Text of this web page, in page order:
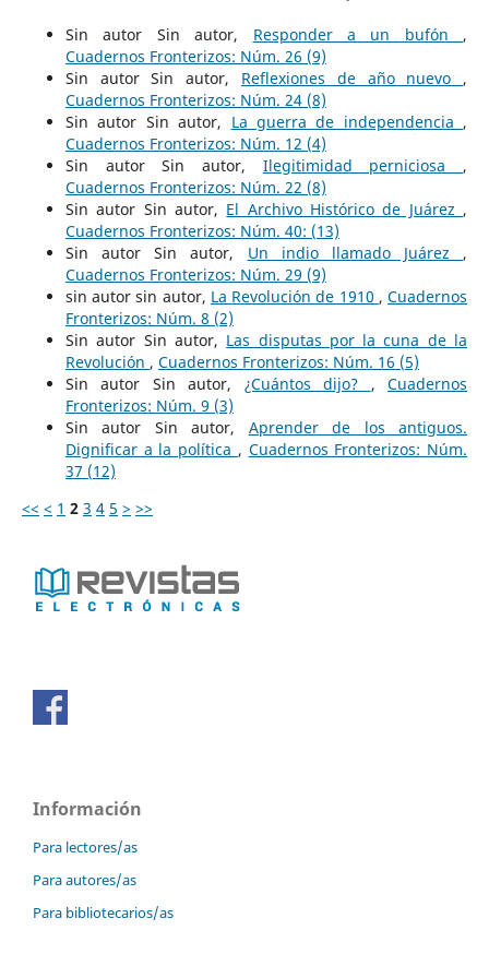
Sin autor Sin autor, Responder a un bufón ,
Cuadernos Fronterizos: Núm. 26 (9)
Sin autor Sin autor, Reflexiones de año nuevo ,
Cuadernos Fronterizos: Núm. 24 (8)
Sin autor Sin autor, La guerra de independencia ,
Cuadernos Fronterizos: Núm. 12 (4)
Sin autor Sin autor, Ilegitimidad perniciosa ,
Cuadernos Fronterizos: Núm. 22 (8)
Sin autor Sin autor, El Archivo Histórico de Juárez ,
Cuadernos Fronterizos: Núm. 40: (13)
Sin autor Sin autor, Un indio llamado Juárez ,
Cuadernos Fronterizos: Núm. 29 (9)
sin autor sin autor, La Revolución de 1910 ,Cuadernos
Fronterizos: Núm. 8 (2)
Sin autor Sin autor, Las disputas por la cuna de la
Revolución , Cuadernos Fronterizos: Núm. 16 (5)
Sin autor Sin autor, ¿Cuántos dijo? ,Cuadernos
Fronterizos: Núm. 9 (3)
Sin autor Sin autor, Aprender de los antiguos.
Dignificar a la política , Cuadernos Fronterizos: Núm.
37 (12)
<< < 1 2 3 4 5 > >>
Información
Para lectores/as
Para autores/as
Para bibliotecarios/as